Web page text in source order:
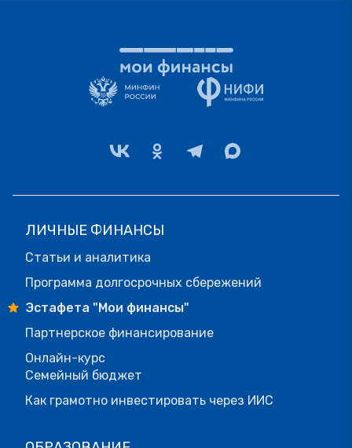
ЛИЧНЫЕ ФИНАНСЫ
Статьи и аналитика
Программа долгосрочных сбережений
Эстафета "Мои финансы"
Партнерское финансирование
Онлайн-курс
Семейный бюджет
Как грамотно инвестировать через ИИС